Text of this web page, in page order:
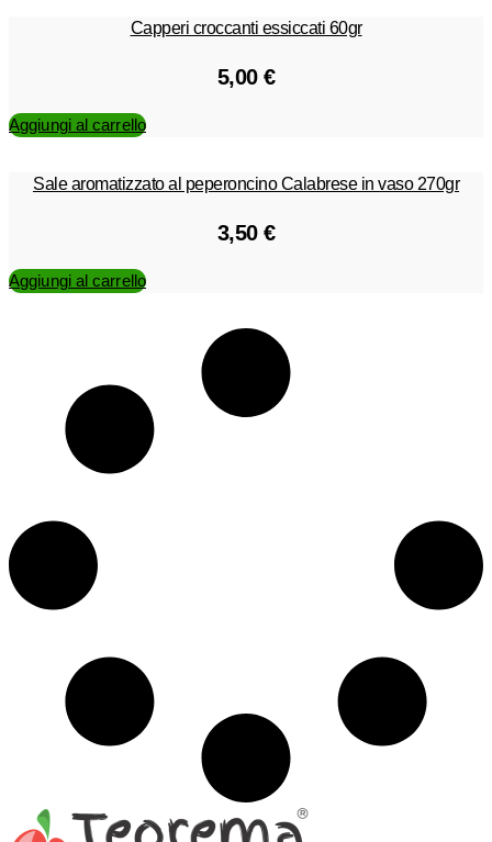
Capperi croccanti essiccati 60gr
5,00 €
Aggiungi al carrello
Sale aromatizzato al peperoncino Calabrese in vaso 270gr
3,50 €
Aggiungi al carrello